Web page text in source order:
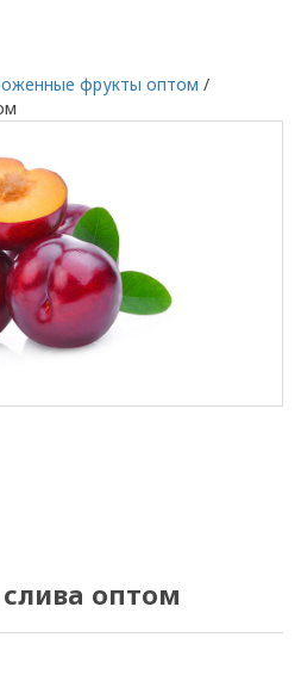
фрукты оптом /
оптом